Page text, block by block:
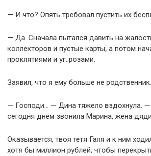
— И что? Опять требовал пустить их
— Да. Сначала пытался давить на
коллекторов и пустые карты, а потом
проклятиями и уг..розами.
Заявил, что я ему больше не родственник.
— Господи… — Дина тяжело вздохнула.
сегодня днем звонила Марина, жена
Оказывается, твоя тетя Галя и к ним
хотя бы миллион рублей, чтобы